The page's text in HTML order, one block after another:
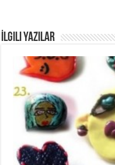
İlgili Yazılar